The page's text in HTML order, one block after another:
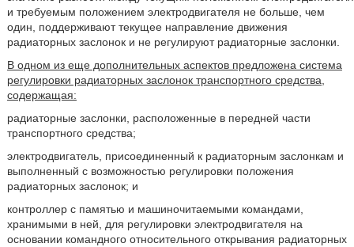
и требуемым положением электродвигателя не больше, чем
один, поддерживают текущее направление движения
радиаторных заслонок и не регулируют радиаторные заслонки.
В одном из еще дополнительных аспектов предложена система
регулировки радиаторных заслонок транспортного средства,
содержащая:
радиаторные заслонки, расположенные в передней части
транспортного средства;
электродвигатель, присоединенный к радиаторным заслонкам и
выполненный с возможностью регулировки положения
радиаторных заслонок; и
контроллер с памятью и машиночитаемыми командами,
хранимыми в ней, для регулировки электродвигателя на
основании командного относительного открывания радиаторных